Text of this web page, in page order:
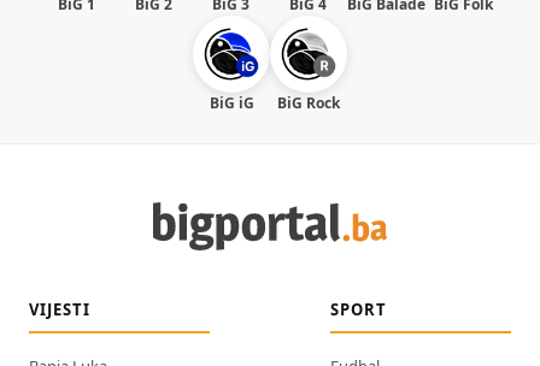
BiG iG BiG Rock
VIJESTI SPORT